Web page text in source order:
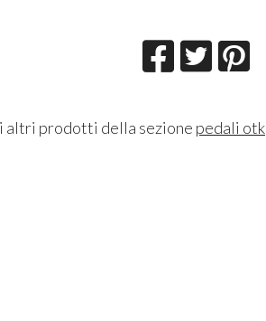
altri prodotti della sezione pedali otk